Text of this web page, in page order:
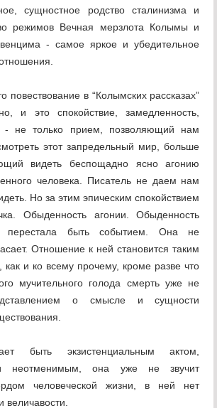
сущностное родство сталинизма и
режимов Вечная мерзлота Колымы и
- самое яркое и убедительное
повествование в “Колымских рассказах”
и это спокойствие, замедленность,
- не только прием, позволяющий нам
этот запредельный мир, больше
видеть беспощадно ясно агонию
человека. Писатель не даем нам
Но за этим эпическим спокойствием
Обыденность агонии. Обыденность
перестала быть событием. Она не
Отношение к ней становится таким
и ко всему прочему, кроме разве что
мучительного голода смерть уже не
о смысле и сущности
быть экзистенциальным актом,
неотменимым, она уже не звучит
человеческой жизни, в ней нет
величавости.